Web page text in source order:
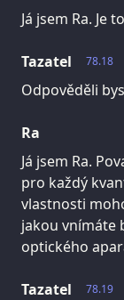
Já jsem Ra. Je
78.18
Tazatel
Odpověděli
Ra
Já jsem Ra.
pro každý
vlastnosti
jakou vnímáte
optického
78.19
Tazatel